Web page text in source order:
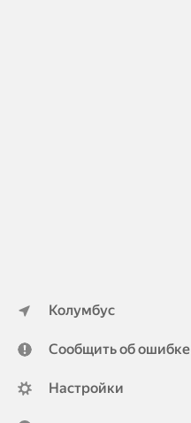
Колумбус
Сообщить об ошибке
Настройки